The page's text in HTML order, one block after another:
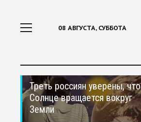
08 АВГУСТА, СУББОТА
Треть россиян уверены, что
Солнце вращается вокруг
Земли